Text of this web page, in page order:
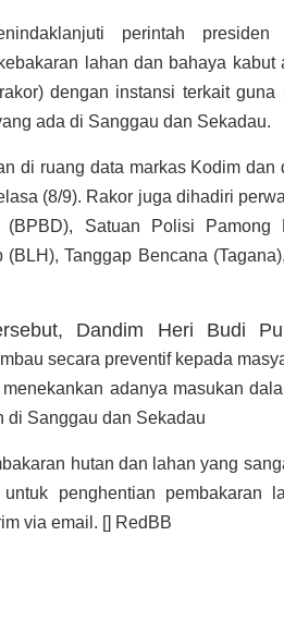
perintah
lahan dan bahaya
dengan instansi terkait
ada di Sanggau dan Sekadau.
di ruang data markas Kodim
(8/9). Rakor juga dihadiri
(BPBD), Satuan Polisi
(BLH), Tanggap Bencana
Dandim Heri Budi
secara preventif kepada
adanya masukan
di Sanggau dan Sekadau
hutan dan lahan yang
penghentian pembakaran
via email. [] RedBB